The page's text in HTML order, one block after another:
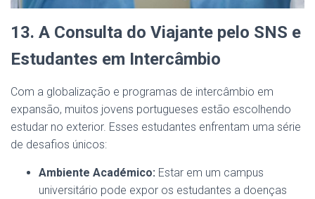
13. A Consulta do Viajante pelo SNS e
Estudantes em Intercâmbio
Com a globalização e programas de intercâmbio em
expansão, muitos jovens portugueses estão escolhendo
estudar no exterior. Esses estudantes enfrentam uma série
de desafios únicos:
Ambiente Académico: Estar em um campus
universitário pode expor os estudantes a doenças